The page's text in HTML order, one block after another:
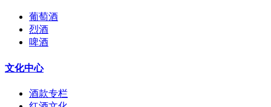
葡萄酒
烈酒
啤酒
文化中心
酒款专栏